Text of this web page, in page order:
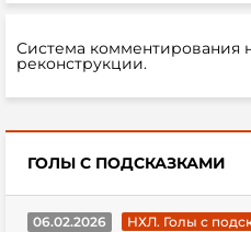
Система комментирования
реконструкции.
ГОЛЫ С ПОДСКАЗКАМИ
06.02.2026
НХЛ. Голы с